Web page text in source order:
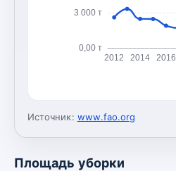
0,00 т
3 000 т
2012 2014 2016
Источник: www.fao.org
Площадь уборки